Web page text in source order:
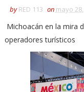
by RED 113 on mayo
Michoacán en la mira
operadores turísticos